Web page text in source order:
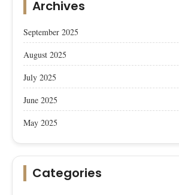
Archives
September 2025
August 2025
July 2025
June 2025
May 2025
Categories